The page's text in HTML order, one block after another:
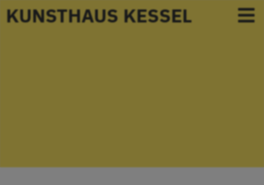
KUNSTHAUS KESSEL